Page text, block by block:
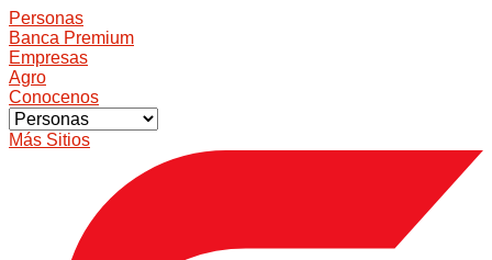
Personas
Banca Premium
Empresas
Agro
Conocenos
Más Sitios